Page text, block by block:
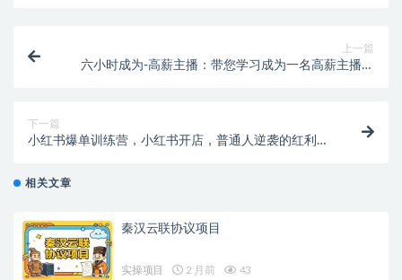
上一篇
六小时成为-高薪主播：带您学习成为一名高薪主播的
下一篇
小红书爆单训练营，小红书开店，普通人逆袭的红利项
相关文章
秦汉云联协议项目
实操项目 2 月前 43